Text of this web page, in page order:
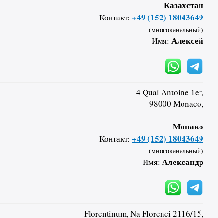
Казахстан
Контакт: +49 (152) 18043649
(многоканальный)
Имя: Алексей
4 Quai Antoine 1er,
98000 Monaco,
Монако
Контакт: +49 (152) 18043649
(многоканальный)
Имя: Александр
Florentinum, Na Florenci 2116/15,